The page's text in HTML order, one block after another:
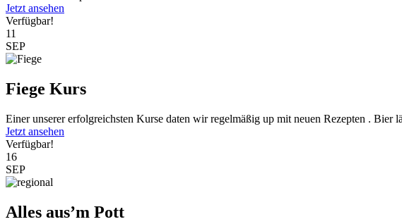
Jetzt ansehen
Verfügbar!
11
SEP
Fiege Kurs
Einer unserer erfolgreichsten Kurse daten wir regelmäßig up mit neuen Rezepten . Bier
Jetzt ansehen
Verfügbar!
16
SEP
Alles aus’m Pott